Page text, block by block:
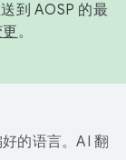
到 AOSP 的最
。
的语言。AI 翻